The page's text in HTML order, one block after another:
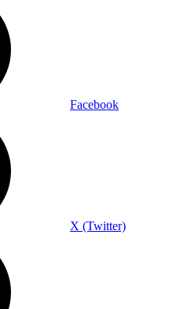
Facebook
X (Twitter)